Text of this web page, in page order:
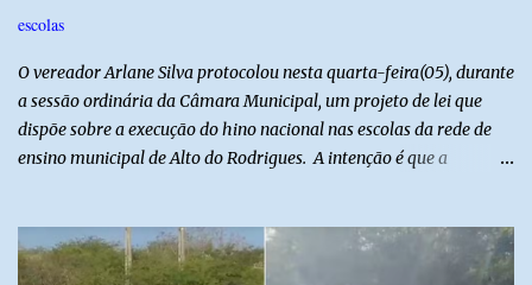
valorização das tradições, unindo grandes atrações musicais e
escolas
O vereador Arlane Silva protocolou nesta quarta-feira(05), durante
a sessão ordinária da Câmara Municipal, um projeto de lei que
dispõe sobre a execução do hino nacional nas escolas da rede de
ensino municipal de Alto do Rodrigues. A intenção é que a
nacionais e da formação da cidadania. O projeto prevê ainda que
a execução do hino nacional ocorra uma vez por semana, em dia